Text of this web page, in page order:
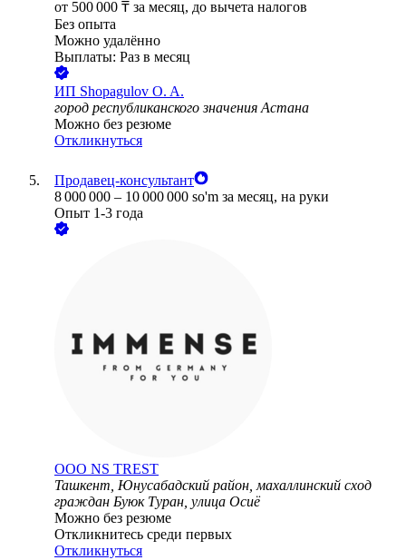
от 500 000 ₸ за месяц, до вычета налогов
Без опыта
Можно удалённо
Выплаты: Раз в месяц
ИП Shopagulov O. A.
город республиканского значения Астана
Можно без резюме
Откликнуться
Продавец-консультант
8 000 000 – 10 000 000 so'm за месяц, на руки
Опыт 1-3 года
ООО NS TREST
Ташкент, Юнусабадский район, махаллинский сход
граждан Буюк Туран, улица Осиё
Можно без резюме
Откликнитесь среди первых
Откликнуться